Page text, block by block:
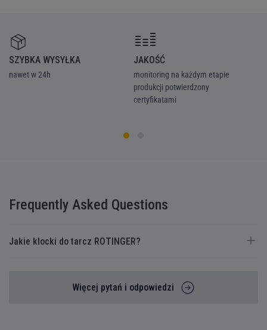
SZYBKA WYSYŁKA
nawet w 24h
JAKOŚĆ
monitoring na każdym etapie
produkcji potwierdzony
certyfikatami
Frequently Asked Questions
Jakie klocki do tarcz ROTINGER?
Więcej pytań i odpowiedzi